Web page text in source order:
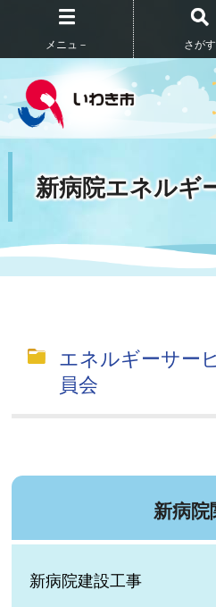
メニュ－ さがす
新病院エネルギ
エネルギーサー
員会
新病院
新病院建設工事